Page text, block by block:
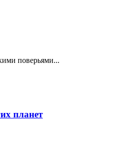
поверьями...
планет